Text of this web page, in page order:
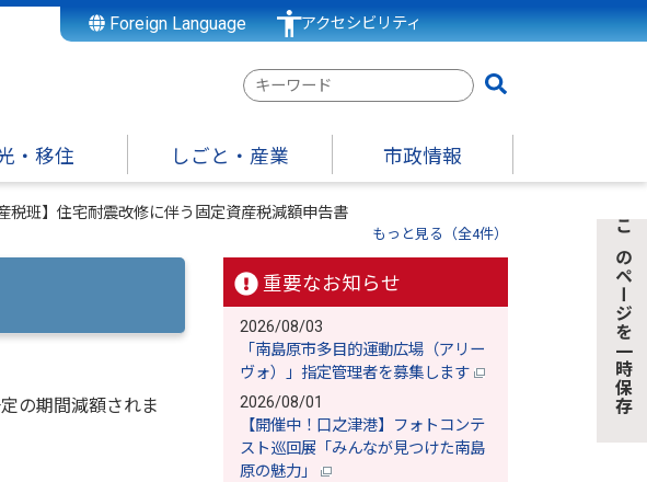
Foreign Language アクセシビリティ
検
ー
ワ
ー
・移住 しごと・産業 市政情報
産税班】住宅耐震改修に伴う固定資産税減額申告書
もっと見る（全4件）
の期間減額されま
重要なお知らせ
2026/08/03
「南島原市多目的運動広場（アリー
ヴォ）」指定管理者を募集します
2026/08/01
【開催中！口之津港】フォトコンテ
スト巡回展「みんなが見つけた南島
原の魅力」
このページを一時保存